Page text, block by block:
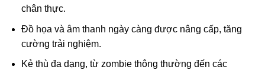
chân thực.
Đồ họa và âm thanh ngày càng được nâng cấp, tăng
cường trải nghiệm.
Kẻ thù đa dạng, từ zombie thông thường đến các